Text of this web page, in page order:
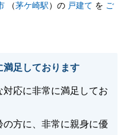
（茅ケ崎駅）の 戸建て を ご
満足しております
応に非常に満足してお
方に、非常に親身に優